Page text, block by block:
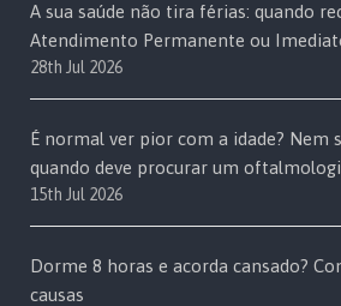
A sua saúde não tira férias: quando
Atendimento Permanente ou
28th Jul 2026
É normal ver pior com a idade? Nem
quando deve procurar um
15th Jul 2026
Dorme 8 horas e acorda cansado?
causas